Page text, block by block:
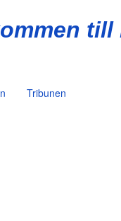
Tribunen